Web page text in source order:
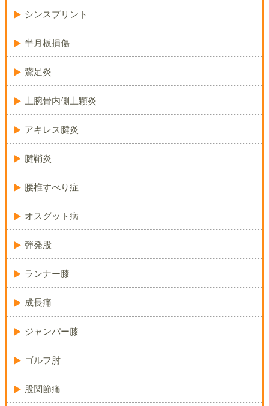
シンスプリント
半月板損傷
鵞足炎
上腕骨内側上顆炎
アキレス腱炎
腱鞘炎
腰椎すべり症
オスグット病
弾発股
ランナー膝
成長痛
ジャンパー膝
ゴルフ肘
股関節痛